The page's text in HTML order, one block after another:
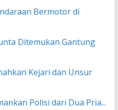
Bermotor di
Ditemukan Gantung
Kejari dan Unsur
Polisi dari Dua Pria...